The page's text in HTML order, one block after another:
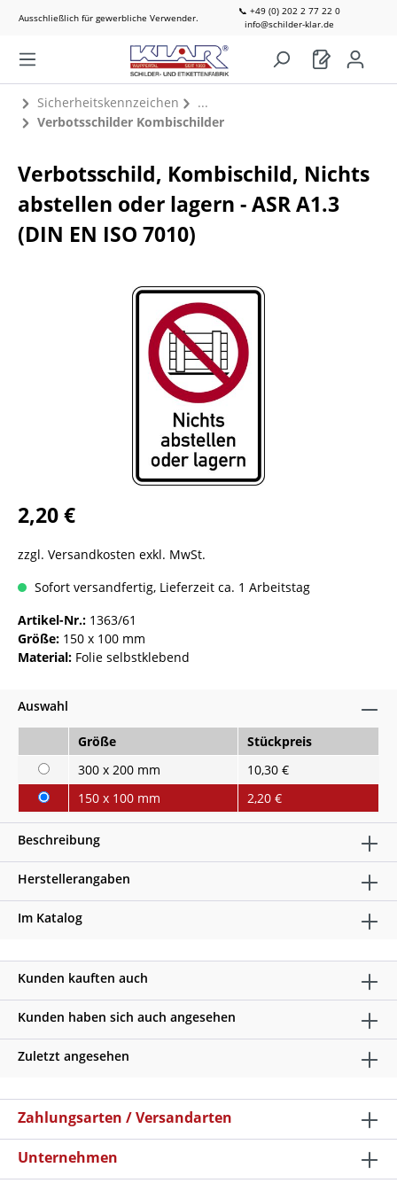
Ausschließlich für gewerbliche Verwender.
📞 +49 (0) 202 2 77 22 0
info@schilder-klar.de
Sicherheitskennzeichen
Verbotsschilder Kombischilder
Verbotsschild, Kombischild, Nichts
abstellen oder lagern - ASR A1.3
(DIN EN ISO 7010)
2,20 €
zzgl. Versandkosten exkl. MwSt.
Sofort versandfertig, Lieferzeit ca. 1 Arbeitstag
Artikel-Nr.: 1363/61
Größe: 150 x 100 mm
Material: Folie selbstklebend
Auswahl
Größe
Stückpreis
300 x 200 mm
10,30 €
150 x 100 mm
2,20 €
Beschreibung
Herstellerangaben
Im Katalog
Kunden kauften auch
Kunden haben sich auch angesehen
Zuletzt angesehen
Zahlungsarten / Versandarten
Unternehmen